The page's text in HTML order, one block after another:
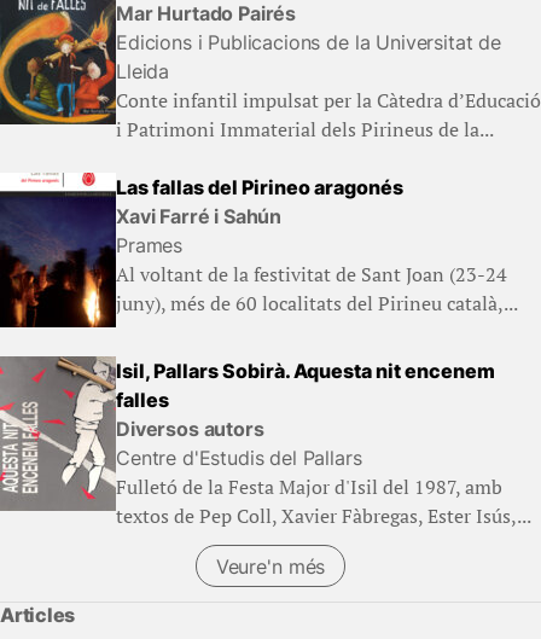
Mar Hurtado Pairés
Edicions i Publicacions de la Universitat de
Lleida
Conte infantil impulsat per la Càtedra d’Educació
i Patrimoni Immaterial dels Pirineus de la...
Las fallas del Pirineo aragonés
Xavi Farré i Sahún
Prames
Al voltant de la festivitat de Sant Joan (23-24
juny), més de 60 localitats del Pirineu català,...
Isil, Pallars Sobirà. Aquesta nit encenem
falles
Diversos autors
Centre d'Estudis del Pallars
Fulletó de la Festa Major d'Isil del 1987, amb
textos de Pep Coll, Xavier Fàbregas, Ester Isús,...
Veure'n més
(Llibres)
Articles